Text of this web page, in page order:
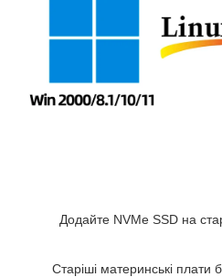
Додайте NVMe SSD на
Старіші материнські плати